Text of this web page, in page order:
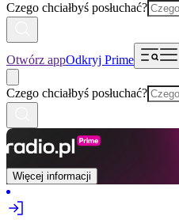
Czego chciałbyś posłuchać?
Otwórz appOdkryj Prime
Czego chciałbyś posłuchać?
Więcej informacji